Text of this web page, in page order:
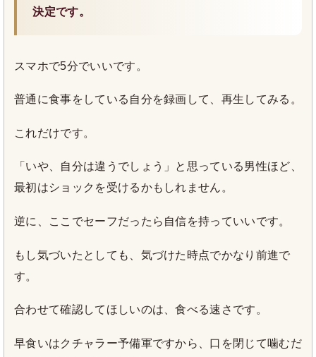
決定です。
スマホで5分でいいです。
普通に食事をしている自分を録画して、再生してみる。
これだけです。
「いや、自分は違うでしょう」と思っている男性ほど、
最初はショックを受けるかもしれません。
逆に、ここでセーフだったら自信を持っていいです。
もし気づいたとしても、気づけた時点でかなり前進で
す。
合わせて確認してほしいのは、食べる速さです。
早食いはクチャラー予備軍ですから、口を閉じて噛むだ